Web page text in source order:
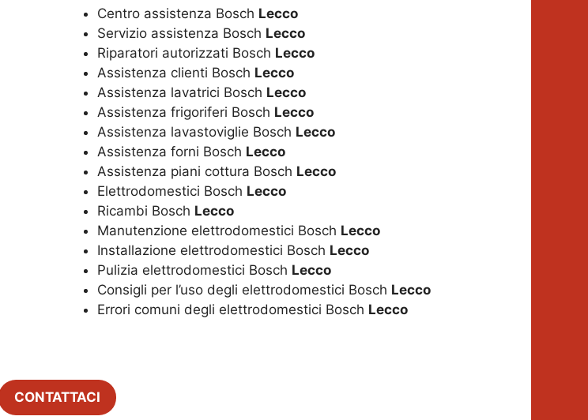
Centro assistenza Bosch Lecco
Servizio assistenza Bosch Lecco
Riparatori autorizzati Bosch Lecco
Assistenza clienti Bosch Lecco
Assistenza lavatrici Bosch Lecco
Assistenza frigoriferi Bosch Lecco
Assistenza lavastoviglie Bosch Lecco
Assistenza forni Bosch Lecco
Assistenza piani cottura Bosch Lecco
Elettrodomestici Bosch Lecco
Ricambi Bosch Lecco
Manutenzione elettrodomestici Bosch Lecco
Installazione elettrodomestici Bosch Lecco
Pulizia elettrodomestici Bosch Lecco
Consigli per l’uso degli elettrodomestici Bosch Lecco
Errori comuni degli elettrodomestici Bosch Lecco
CONTATTACI